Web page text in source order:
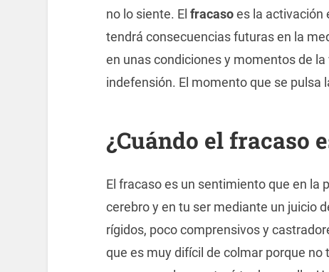
no lo siente. El fracasoes la activación
tendrá consecuencias futuras en la
en unas condiciones y momentos de
indefensión. El momento que se pulsa
¿Cuándo el fracaso
El fracaso es un sentimiento que en la
cerebro y en tu ser mediante un juicio
rígidos, poco comprensivos y
que es muy difícil de colmar porque